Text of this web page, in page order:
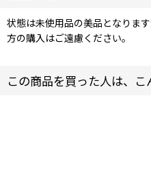
状態は未使用品の美品となりま
方の購入はご遠慮ください。
この商品を買った人は、